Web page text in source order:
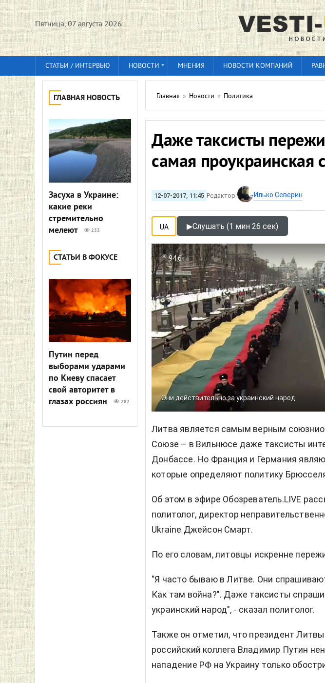
Пятница, 07 августа 2026
СТАТЬИ / ИНТЕРВЬЮ НОВОСТИ МНЕНИЯ НОВОСТИ КОМПАНИЙ
ГЛАВНАЯ НОВОСТЬ
Засуха в Украине:
какие реки
стремительно
мелеют
233
СТАТЬИ В ФОКУСЕ
Путин перед
выборами ударами
по Киеву спасает
свой авторитет в
глазах россиян
282
Главная » Новости » Политика
Даже таксисты
самая проукраинская
12-07-2017, 11:45 Редактор: Илько Северин
UA ▶Слушать (1 мин 26 сек)
Они действительно за украинский народ
94.6т
Литва является самым верным
Союзе – в Вильнюсе даже таксисты
Донбассе. Но Франция и Германия
которые определяют политику
Об этом в эфире Обозреватель.LIVE
политолог, директор
Ukraine Джейсон Смарт.
По его словам, литовцы искренне
"Я часто бываю в Литве. Они
Как там война?". Даже таксисты
украинский народ", - сказал политолог.
Также он отметил, что президент
российский коллега Владимир Путин
нападение РФ на Украину только